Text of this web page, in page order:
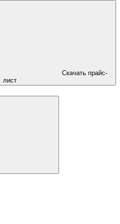
Скачать прайс-
лист